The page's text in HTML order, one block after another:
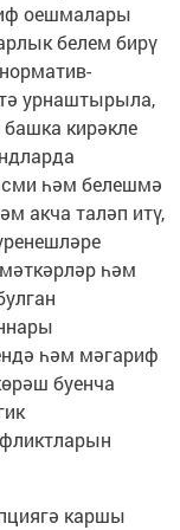
оешмалары
белем бирү
урнаштырыла,
кирәкле
һәм белешмә
акча таләп итү,
һәм
һәм мәгариф
буенча
каршы